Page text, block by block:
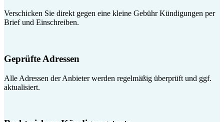
Verschicken Sie direkt gegen eine kleine Gebühr Kündigungen per
Brief und Einschreiben.
Geprüfte Adressen
Alle Adressen der Anbieter werden regelmäßig überprüft und ggf.
aktualisiert.